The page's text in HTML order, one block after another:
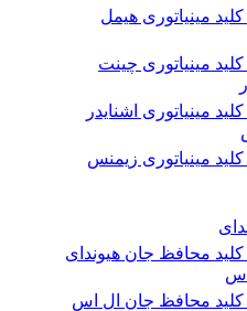
مینیاتوری هیمل
مینیاتوری چینت
مینیاتوری اشنایدر
مینیاتوری زیمنس
محافظ جان هیوندای
کلید محافظ جان ال اس